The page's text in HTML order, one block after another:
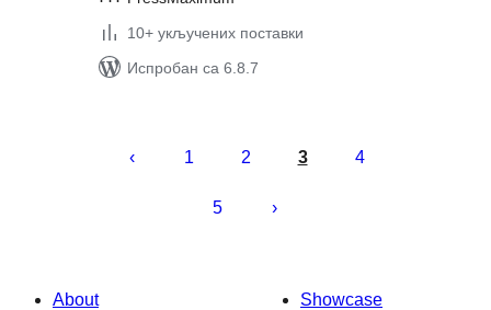
10+ укључених поставки
Испробан са 6.8.7
чланака
1 2 3 4
5
About
Showcase